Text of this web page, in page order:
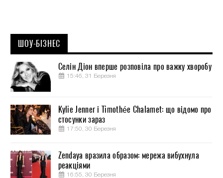
ШОУ-БІЗНЕС
Селін Діон вперше розповіла про важку хворобу
15:46, 31 Березня
Kylie Jenner і Timothée Chalamet: що відомо про
стосунки зараз
17:50, 30 Березня
Zendaya вразила образом: мережа вибухнула
реакціями
16:55, 30 Березня